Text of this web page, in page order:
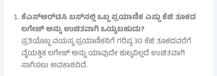
ಕೆಎಸ್ಆರ್‌ಟಿಸಿ ಬಸ್‌ನಲ್ಲಿ ಒಬ್ಬ ಪ್ರಯಾಣಿಕ ಎಷ್ಟು ಕೆಜಿ ತೂಕದ
ಲಗೇಜ್ ಅನ್ನು ಉಚಿತವಾಗಿ ಒಯ್ಯಬಹುದು?
ಪ್ರತಿಯೊಬ್ಬ ವಯಸ್ಕ ಪ್ರಯಾಣಿಕನಿಗೆ ಗರಿಷ್ಠ 30 ಕೆಜಿ ತೂಕದವರೆಗೆ
ವೈಯಕ್ತಿಕ ಲಗೇಜ್ ಅನ್ನು ಯಾವುದೇ ಶುಲ್ಕವಿಲ್ಲದೆ ಉಚಿತವಾಗಿ
ಸಾಗಿಸಲು ಅವಕಾಶವಿದೆ.